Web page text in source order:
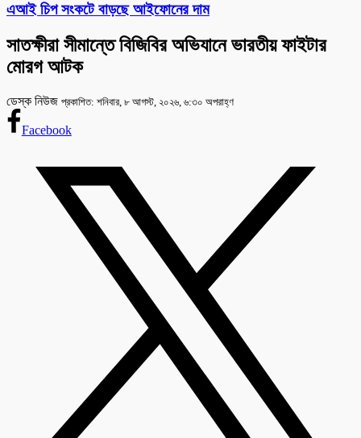
এআই চিপ সংকটে বাড়ছে আইফোনের দাম
সাতক্ষীরা সীমান্তে বিজিবির অভিযানে ভারতীয় ফাইটার
মোরগ আটক
ডেস্ক নিউজ প্রকাশিত: শনিবার, ৮ আগস্ট, ২০২৬, ৬:৩০ অপরাহ্ণ
Facebook